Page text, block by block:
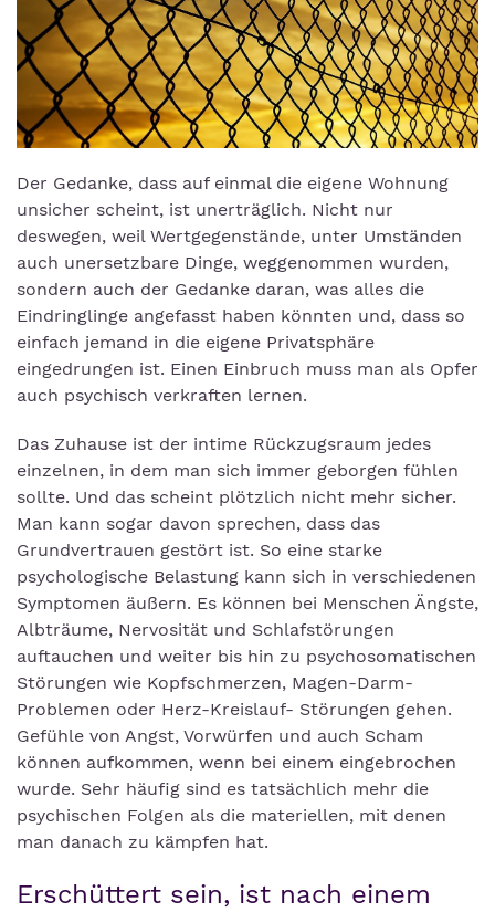
Der Gedanke, dass auf einmal die eigene Wohnung
unsicher scheint, ist unerträglich. Nicht nur
deswegen, weil Wertgegenstände, unter Umständen
auch unersetzbare Dinge, weggenommen wurden,
sondern auch der Gedanke daran, was alles die
Eindringlinge angefasst haben könnten und, dass so
einfach jemand in die eigene Privatsphäre
eingedrungen ist. Einen Einbruch muss man als Opfer
auch psychisch verkraften lernen.
Das Zuhause ist der intime Rückzugsraum jedes
einzelnen, in dem man sich immer geborgen fühlen
sollte. Und das scheint plötzlich nicht mehr sicher.
Man kann sogar davon sprechen, dass das
Grundvertrauen gestört ist. So eine starke
psychologische Belastung kann sich in verschiedenen
Symptomen äußern. Es können bei Menschen Ängste,
Albträume, Nervosität und Schlafstörungen
auftauchen und weiter bis hin zu psychosomatischen
Störungen wie Kopfschmerzen, Magen-Darm-
Problemen oder Herz-Kreislauf- Störungen gehen.
Gefühle von Angst, Vorwürfen und auch Scham
können aufkommen, wenn bei einem eingebrochen
wurde. Sehr häufig sind es tatsächlich mehr die
psychischen Folgen als die materiellen, mit denen
man danach zu kämpfen hat.
Erschüttert sein, ist nach einem